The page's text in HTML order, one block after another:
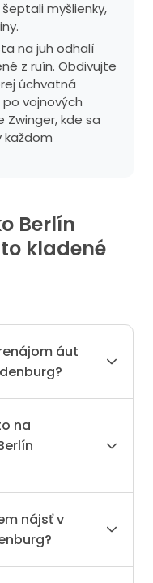
myšlienky,
na juh odhalí
z ruín. Obdivujte
úchvatná
vojnových
kde sa
každom
Berlín
kladené
áut
na
nájsť v